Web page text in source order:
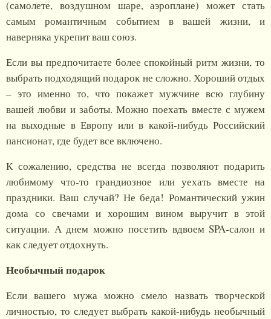
(самолете, воздушном шаре, аэроплане) может стать
самым романтичным событием в вашей жизни, и
наверняка укрепит ваш союз.
Если вы предпочитаете более спокойный ритм жизни, то
выбрать подходящий подарок не сложно. Хороший отдых
– это именно то, что покажет мужчине всю глубину
вашей любви и заботы. Можно поехать вместе с мужем
на выходные в Европу или в какой-нибудь Российский
пансионат, где будет все включено.
К сожалению, средства не всегда позволяют подарить
любимому что-то грандиозное или уехать вместе на
праздники. Ваш случай? Не беда! Романтический ужин
дома со свечами и хорошим вином выручит в этой
ситуации. А днем можно посетить вдвоем SPA-салон и
как следует отдохнуть.
Необычный подарок
Если вашего мужа можно смело назвать творческой
личностью, то следует выбрать какой-нибудь необычный